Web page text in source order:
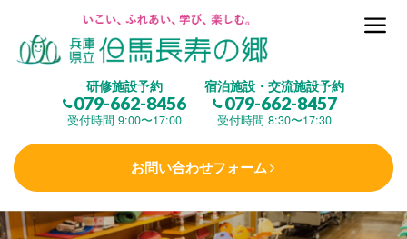
研修施設予約
079-662-8456
受付時間 9:00〜17:00
宿泊施設・交流施設予約
079-662-8457
受付時間 8:30〜17:30
お問い合わせフォーム
但馬長寿の郷とは
(研修施設)
楽しむ